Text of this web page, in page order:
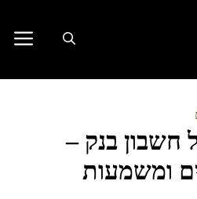
חשבון בנק –
ומשמעות